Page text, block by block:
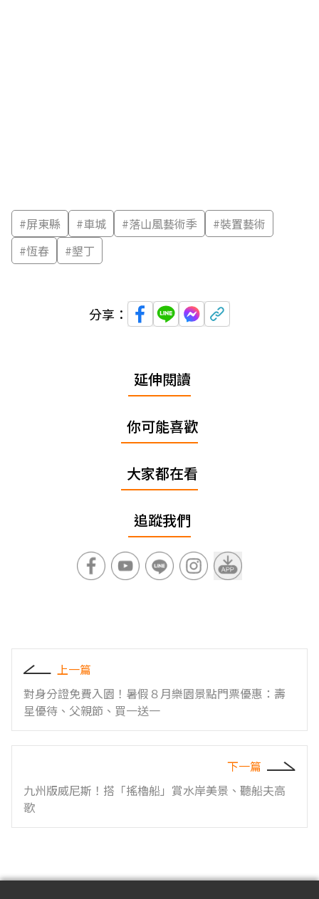
#屏東縣 #車城 #落山風藝術季 #裝置藝術
#恆春 #墾丁
分享：
延伸閱讀
你可能喜歡
大家都在看
追蹤我們
上一篇
對身分證免費入園！暑假８月樂園景點門票優惠：壽
星優待、父親節、買一送一
下一篇
九州版威尼斯！搭「搖櫓船」賞水岸美景、聽船夫高
歌